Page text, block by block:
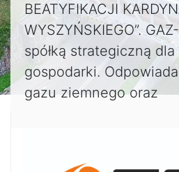
BEATYFIKACJI
WYSZYŃSKIEGO”.
spółką strategiczną
gospodarki.
gazu ziemnego oraz